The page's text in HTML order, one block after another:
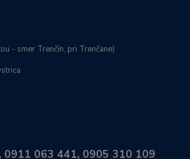
- smer Trenčín, pri Trenčane)
0911 063 441, 0905 310 109